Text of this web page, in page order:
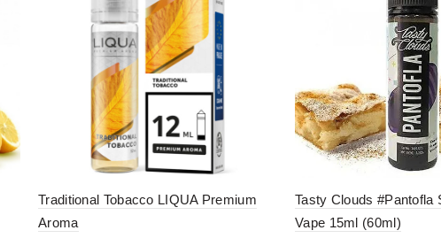
Traditional Tobacco LIQUA Premium
Aroma
Tasty Clouds #Pantofla
Vape 15ml (60ml)